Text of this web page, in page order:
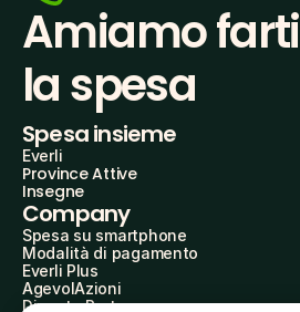
Amiamo farti
la spesa
Spesa insieme
Everli
Province Attive
Insegne
Company
Spesa su smartphone
Modalità di pagamento
Everli Plus
AgevolAzioni
Diventa Partner